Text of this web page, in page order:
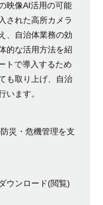
映像AI活用の可能
された高所カメラ
、自治体業務の効
的な活用方法を紹
トで導入するため
も取り上げ、自治
います。
災・危機管理を支
ウンロード(閲覧)